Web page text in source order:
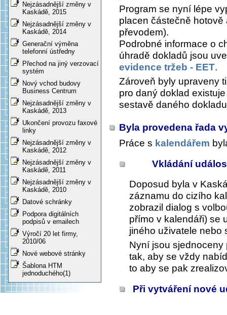
Nejzásadnější změny v
Kaskádě, 2015
Nejzásadnější změny v
Kaskádě, 2014
Generační výměna
telefonní ústředny
Přechod na jiný verzovací
systém
Nový vchod budovy
Business Centrum
Nejzásadnější změny v
Kaskádě, 2013
Ukončení provozu faxové
linky
Nejzásadnější změny v
Kaskádě, 2012
Nejzásadnější změny v
Kaskádě, 2011
Nejzásadnější změny v
Kaskádě, 2010
Datové schránky
Podpora digitálních
podpisů v emailech
Výročí 20 let firmy,
2010/06
Nové webové stránky
Šablona HTM
jednoduchého(1)
Program se nyní lépe
placen částečně
převodem).
Podrobné informace o
úhradě dokladů jsou
evidence tržeb - EET.
Zároveň byly upraveny
pro daný doklad
sestavě daného
Byla provedena řada
Práce s kalendářem
Vkládání
Doposud byla v
záznamu do cizího
zobrazil dialog s
přímo v kalendáři) se
jiného uživatele nebo
Nyní jsou
tak, aby se vždy
to aby se pak
Při vytváření nové